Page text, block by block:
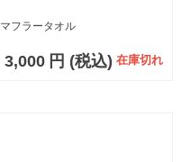
フラータオル
3,000 円 (税込) 在庫切れ